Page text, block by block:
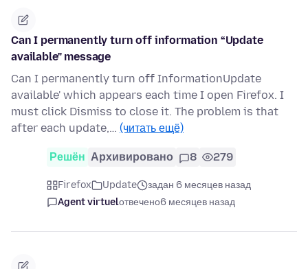
Can I permanently turn off information “Update
available" message
Can I permanently turn off InformationUpdate
available' which appears each time I open Firefox. I
must click Dismiss to close it. The problem is that
after each update,… (читать ещё)
Решён Архивировано 8 279
Firefox Update
задан 6 месяцев назад
Agent virtuelотвечено6 месяцев назад